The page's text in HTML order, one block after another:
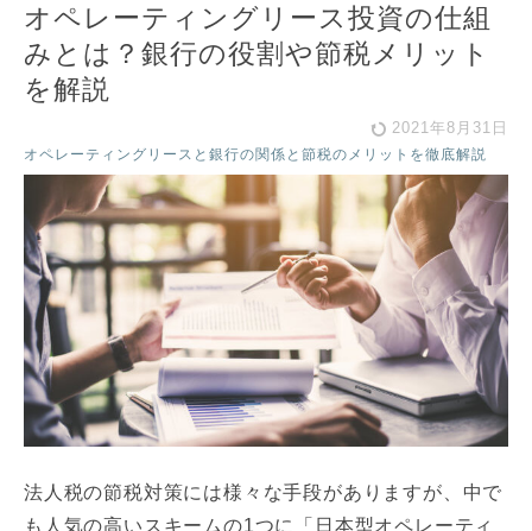
オペレーティングリース投資の仕組
みとは？銀行の役割や節税メリット
を解説
2021年8月31日
オペレーティングリースと銀行の関係と節税のメリットを徹底解説
法人税の節税対策には様々な手段がありますが、中で
も人気の高いスキームの1つに「日本型オペレーティ